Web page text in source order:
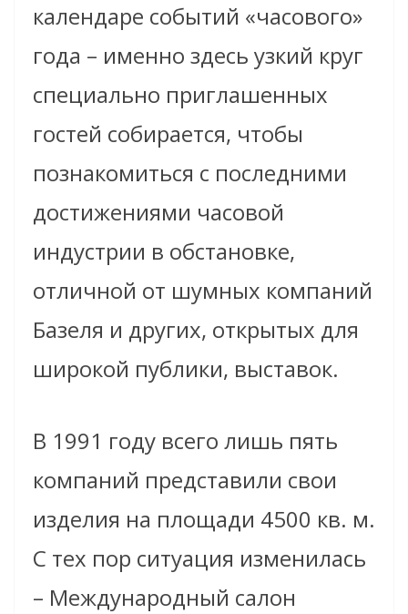
календаре событий «часового»
года – именно здесь узкий круг
специально приглашенных
гостей собирается, чтобы
познакомиться с последними
достижениями часовой
индустрии в обстановке,
отличной от шумных компаний
Базеля и других, открытых для
широкой публики, выставок.
В 1991 году всего лишь пять
компаний представили свои
изделия на площади 4500 кв. м.
С тех пор ситуация изменилась
– Международный салон